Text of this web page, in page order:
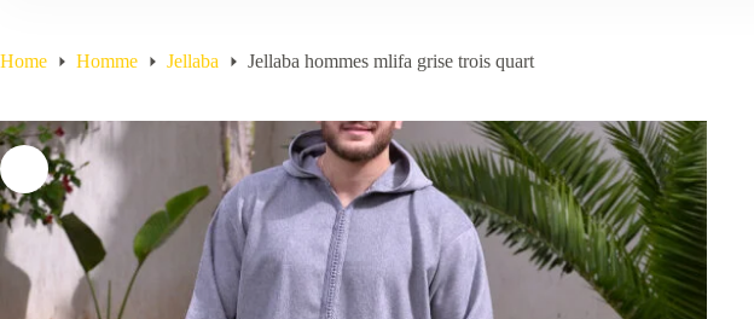
Home Homme Jellaba Jellaba hommes mlifa grise trois quart